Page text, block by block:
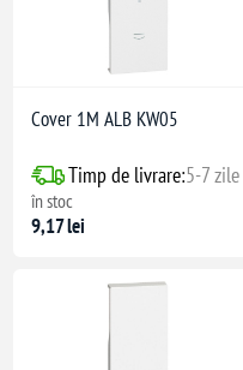
Cover 1M ALB KW05
Timp de livrare:5-7 zile
în stoc
9,17 lei